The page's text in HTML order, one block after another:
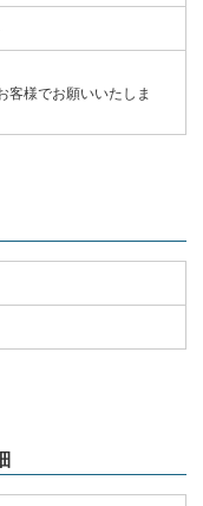
客様でお願いいたしま